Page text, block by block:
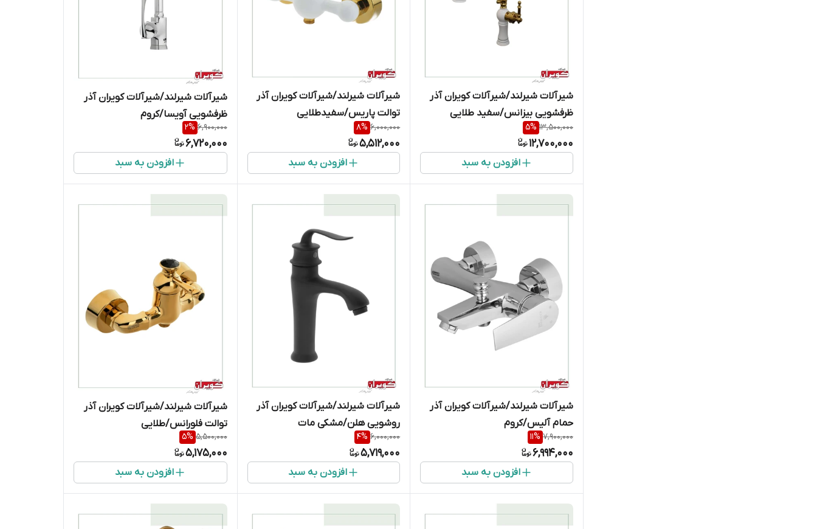
شیرآلات شیرلند/شیرآلات کویران آذر
ظرفشویی بیزانس/سفید طلایی
13,500,000
5%
12,700,000
افزودن به سبد
شیرآلات شیرلند/شیرآلات کویران آذر
توالت پاریس/سفیدطلایی
6,000,000
8%
5,512,000
افزودن به سبد
شیرآلات شیرلند/شیرآلات کویران آذر
ظرفشویی آویسا/کروم
6,900,000
2%
6,720,000
افزودن به سبد
شیرآلات شیرلند/شیرآلات کویران آذر
حمام آلیس/کروم
7,900,000
11%
6,994,000
افزودن به سبد
شیرآلات شیرلند/شیرآلات کویران آذر
روشویی هلن/مشکی مات
6,000,000
4%
5,719,000
افزودن به سبد
شیرآلات شیرلند/شیرآلات کویران آذر
توالت فلورانس/طلایی
5,500,000
5%
5,175,000
افزودن به سبد